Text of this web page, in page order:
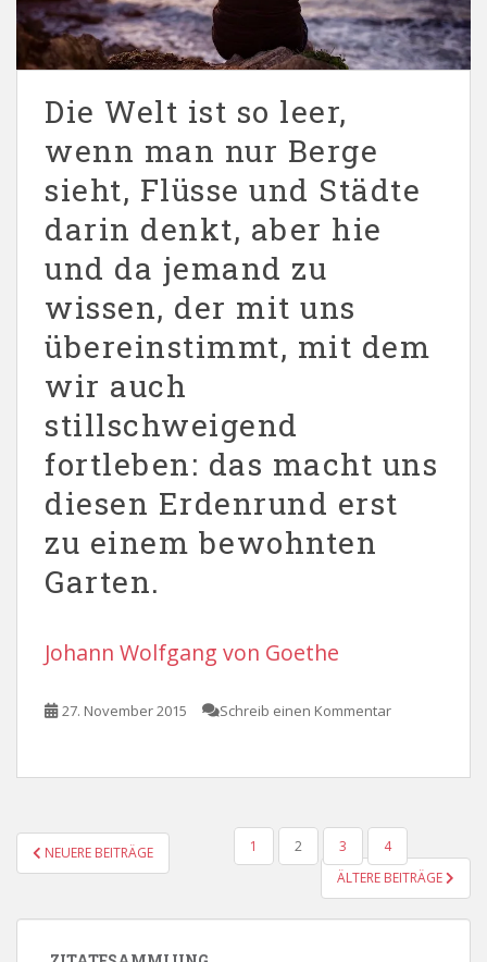
Die Welt ist so leer,
wenn man nur Berge
sieht, Flüsse und Städte
darin denkt, aber hie
und da jemand zu
wissen, der mit uns
übereinstimmt, mit dem
wir auch
stillschweigend
fortleben: das macht uns
diesen Erdenrund erst
zu einem bewohnten
Garten.
Johann Wolfgang von Goethe
27. November 2015 Schreib einen Kommentar
SEITENNUMMERIERUNG
DER
NEUERE BEITRÄGE 1 2 3
4
ÄLTERE BEITRÄGE